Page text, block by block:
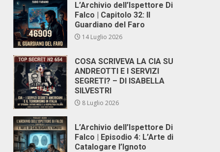
L’Archivio dell’Ispettore Di
Falco | Capitolo 32: Il
Guardiano del Faro
14 Luglio 2026
COSA SCRIVEVA LA CIA SU
ANDREOTTI E I SERVIZI
SEGRETI? – DI ISABELLA
SILVESTRI
8 Luglio 2026
L’Archivio dell’Ispettore Di
Falco | Episodio 4: L’Arte di
Catalogare l’Ignoto